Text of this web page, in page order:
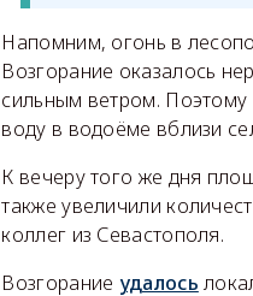
Напомним, огонь в
Возгорание оказалось
сильным ветром.
воду в водоёме вблизи
К вечеру того же дня
также увеличили
коллег из Севастополя.
Возгорание удалось